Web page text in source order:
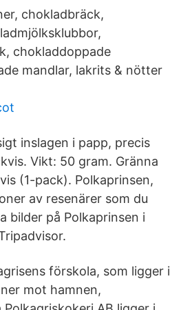
chokladbräck,
chokladdoppade
mandlar, lakrits & nötter
inslagen i papp, precis
Vikt: 50 gram. Gränna
(1-pack). Polkaprinsen,
av resenärer som du
bilder på Polkaprinsen i
förskola, som ligger i
mot hamnen,